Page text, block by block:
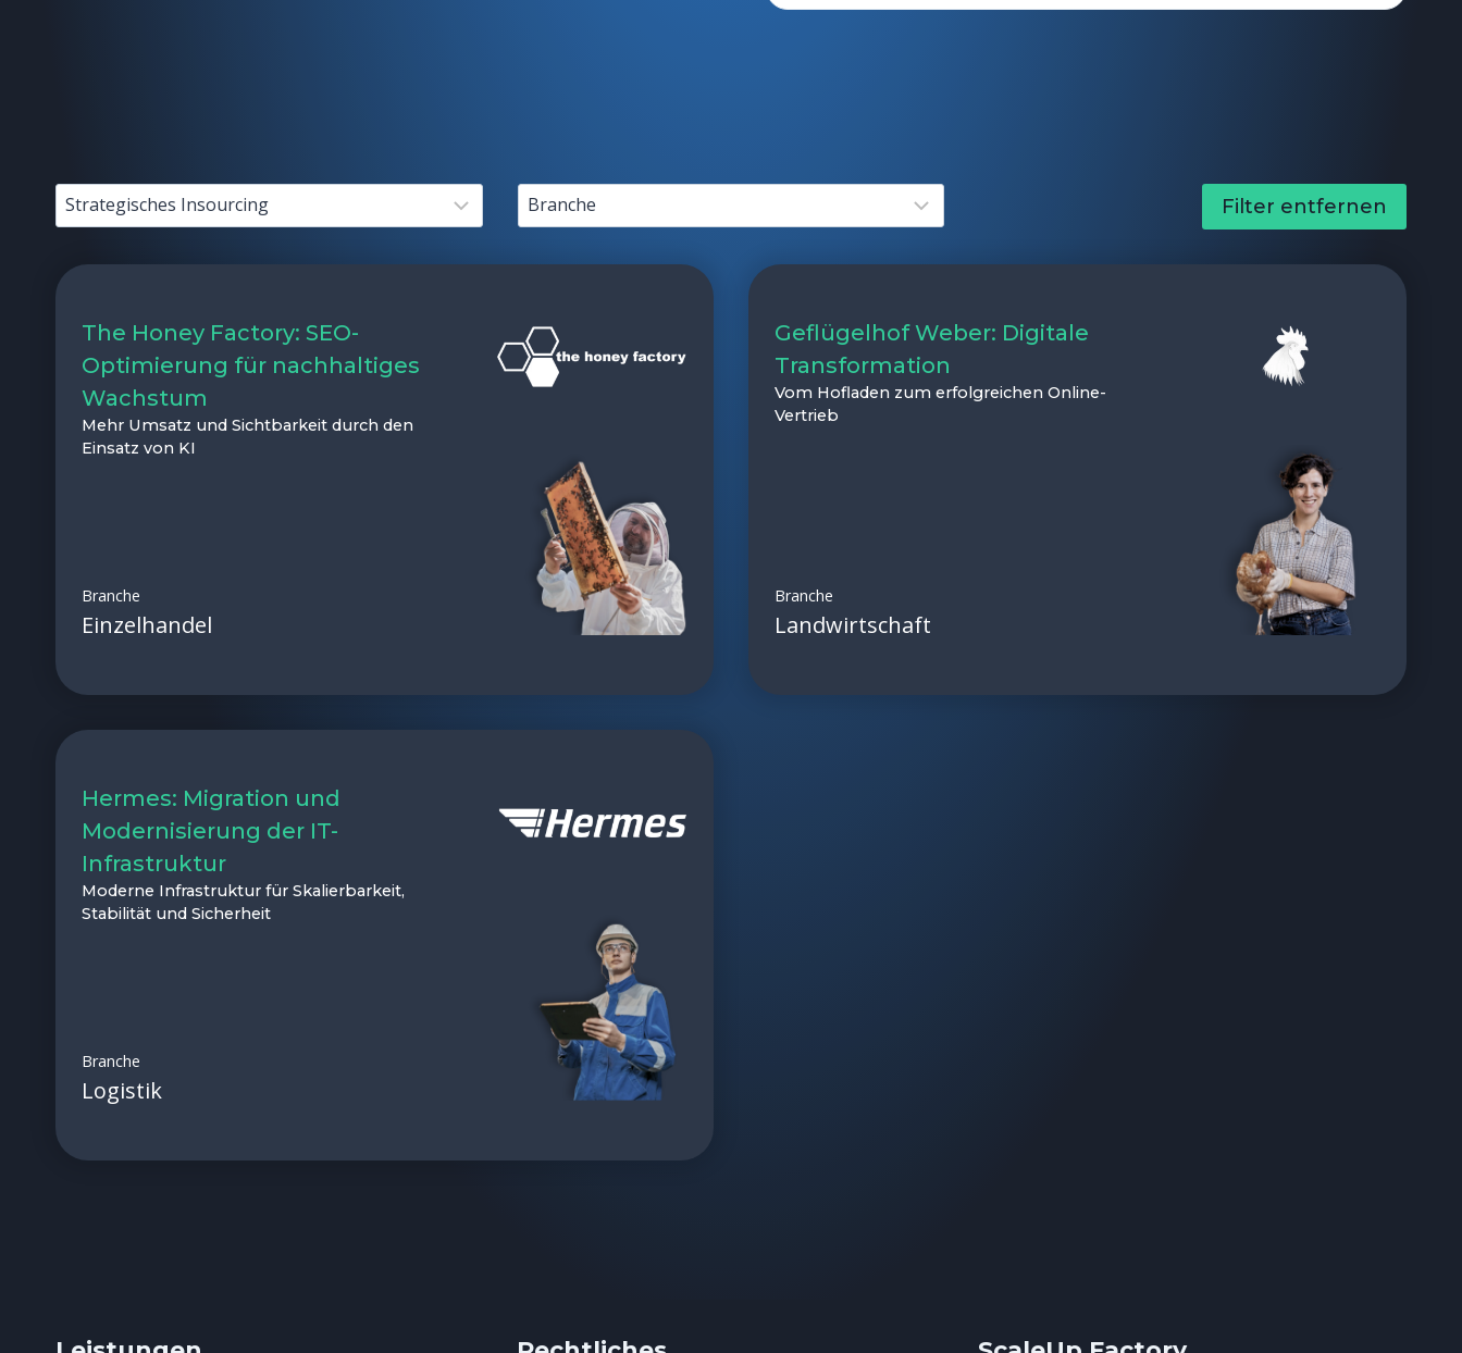
Filter entfernen
Mehr Umsatz und Sichtbarkeit durch den
Einsatz von KI
The Honey Factory: SEO-
Optimierung für nachhaltiges
Wachstum
Branche
Einzelhandel
Vom Hofladen zum erfolgreichen Online-
Vertrieb
Geflügelhof Weber: Digitale
Transformation
Branche
Landwirtschaft
Moderne Infrastruktur für Skalierbarkeit,
Stabilität und Sicherheit
Hermes: Migration und
Modernisierung der IT-
Infrastruktur
Branche
Logistik